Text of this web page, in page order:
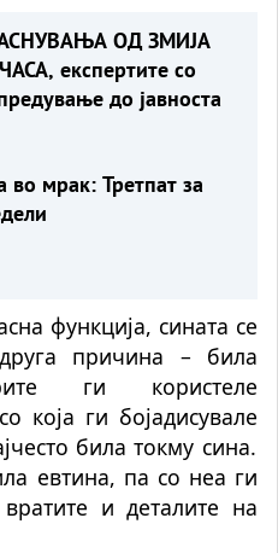
ОД ЗМИЈА
експертите со
до јавноста
во мрак: Третпат за
функција, сината се
причина – била
ги користеле
која ги бојадисувале
била токму сина.
евтина, па со неа ги
и деталите на